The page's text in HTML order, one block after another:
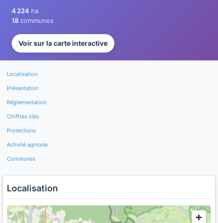
4 224 ha
18 communes
Voir sur la carte interactive
Localisation
Présentation
Réglementation
Chiffres clés
Protections
Activité agricole
Communes
Localisation